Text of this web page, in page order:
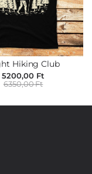
Hiking Club
5200,00 Ft
6350,00 Ft